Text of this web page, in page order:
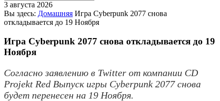
3 августа 2026
Вы здесь: Домашняя Игра Cyberpunk 2077 снова
откладывается до 19 Ноября
Игра Cyberpunk 2077 снова откладывается до 19
Ноября
Согласно заявлению в Twitter от компании CD
Projekt Red Выпуск игры Cyberpunk 2077 снова
будет перенесен на 19 Ноября.